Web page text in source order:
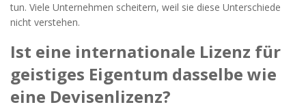
tun. Viele Unternehmen scheitern, weil sie diese Unterschiede
nicht verstehen.
Ist eine internationale Lizenz für
geistiges Eigentum dasselbe wie
eine Devisenlizenz?